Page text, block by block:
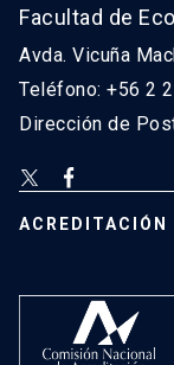
Facultad de
Avda. Vicuña
Teléfono: +56 2
Dirección de
ACREDITACIÓN